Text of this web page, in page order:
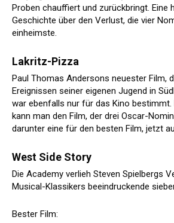
Proben chauffiert und zurückbringt. Eine
Geschichte über den Verlust, die vier
einheimste.
Lakritz-Pizza
Paul Thomas Andersons neuester Film,
Ereignissen seiner eigenen Jugend in
war ebenfalls nur für das Kino bestimmt.
kann man den Film, der drei Oscar-
darunter eine für den besten Film, jetzt
West Side Story
Die Academy verlieh Steven Spielbergs
Musical-Klassikers beeindruckende
Bester Film: